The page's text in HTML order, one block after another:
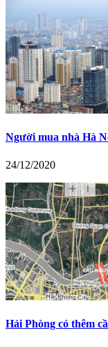
Người mua nhà Hà
24/12/2020
Hải Phòng có thêm